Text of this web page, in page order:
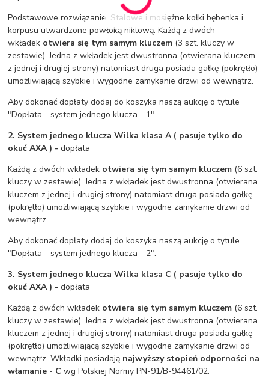
Podstawowe rozwiązanie. Stalowe i mosiężne kołki bębenka i
korpusu utwardzone powłoką niklową. Każdą z dwóch
wkładek otwiera się tym samym kluczem (3 szt. kluczy w
zestawie). Jedna z wkładek jest dwustronna (otwierana kluczem
z jednej i drugiej strony) natomiast druga posiada gałkę (pokrętło)
umożliwiającą szybkie i wygodne zamykanie drzwi od wewnątrz.
Aby dokonać dopłaty dodaj do koszyka naszą aukcję o tytule
"Dopłata - system jednego klucza - 1".
2. System jednego klucza Wilka klasa A ( pasuje tylko do
okuć AXA ) -dopłata
Każdą z dwóch wkładek otwiera się tym samym kluczem (6 szt.
kluczy w zestawie). Jedna z wkładek jest dwustronna (otwierana
kluczem z jednej i drugiej strony) natomiast druga posiada gałkę
(pokrętło) umożliwiającą szybkie i wygodne zamykanie drzwi od
wewnątrz.
Aby dokonać dopłaty dodaj do koszyka naszą aukcję o tytule
"Dopłata - system jednego klucza - 2".
3. System jednego klucza Wilka klasa C ( pasuje tylko do
okuć AXA ) -dopłata
Każdą z dwóch wkładek otwiera się tym samym kluczem (6 szt.
kluczy w zestawie). Jedna z wkładek jest dwustronna (otwierana
kluczem z jednej i drugiej strony) natomiast druga posiada gałkę
(pokrętło) umożliwiającą szybkie i wygodne zamykanie drzwi od
wewnątrz. Wkładki posiadają najwyższy stopień odporności na
włamanie - C wg Polskiej Normy PN-91/B-94461/02.